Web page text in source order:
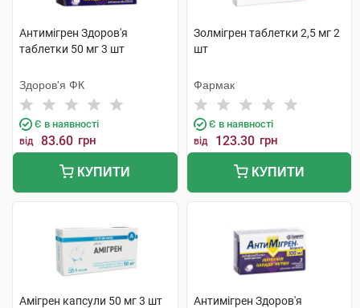
Антимігрен Здоров'я
таблетки 50 мг 3 шт
Здоров'я ФК
Є в наявності
від 83.60 грн
КУПИТИ
Золмігрен таблетки 2,5 мг 2
шт
Фармак
Є в наявності
від 123.30 грн
КУПИТИ
Амігрен капсули 50 мг 3 шт
Антимігрен Здоров'я